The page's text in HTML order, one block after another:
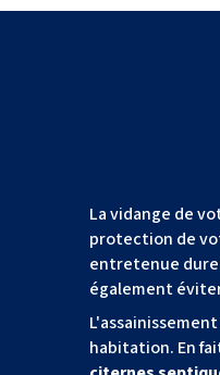
La vidange de
protection de
entretenue
également
habitation. En